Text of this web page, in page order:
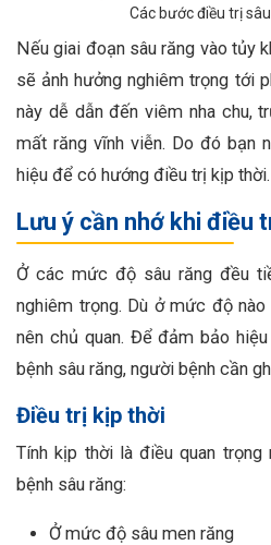
Các bước điều trị
Nếu giai đoạn sâu răng vào tủy
sẽ ảnh hưởng nghiêm trọng tới
này dễ dẫn đến viêm nha chu,
mất răng vĩnh viễn. Do đó bạn
hiệu để có hướng điều trị kịp thời.
Lưu ý cần nhớ khi điều
Ở các mức độ sâu răng đều
nghiêm trọng. Dù ở mức độ
nên chủ quan. Để đảm bảo
bệnh sâu răng, người bệnh cần
Điều trị kịp thời
Tính kịp thời là điều quan
bệnh sâu răng:
Ở mức độ sâu men răng